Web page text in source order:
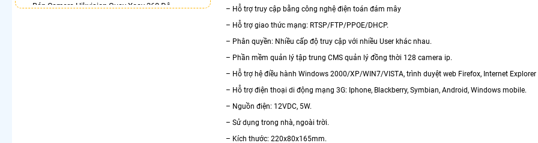
Bán Camera Hikvision Quay Xoay 360 Độ
– Hỗ trợ truy cập bằng công nghệ điện toán đám mây
– Hỗ trợ giao thức mạng: RTSP/FTP/PPOE/DHCP.
– Phân quyền: Nhiều cấp độ truy cập với nhiều User khác nhau.
– Phần mềm quản lý tập trung CMS quản lý đồng thời 128 camera ip.
– Hỗ trợ hệ điều hành Windows 2000/XP/WIN7/VISTA, trình duyệt web Firefox, Internet Explorer
– Hỗ trợ điện thoại di động mạng 3G: Iphone, Blackberry, Symbian, Android, Windows mobile.
– Nguồn điện: 12VDC, 5W.
– Sử dụng trong nhà, ngoài trời.
– Kích thước: 220x80x165mm.